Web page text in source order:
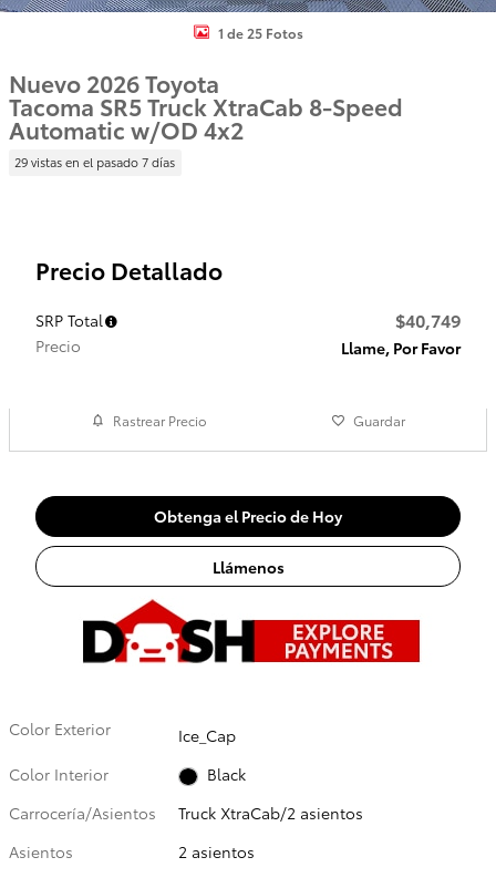
1 de 25 Fotos
Nuevo 2026 Toyota
Tacoma SR5 Truck XtraCab 8-Speed
Automatic w/OD 4x2
29 vistas en el pasado 7 días
Precio Detallado
SRP Total $40,749
Precio Llame, Por Favor
Rastrear Precio Guardar
Obtenga el Precio de Hoy
Llámenos
Color Exterior
Ice_Cap
Color Interior
Black
Carrocería/Asientos
Truck XtraCab/2 asientos
Asientos
2 asientos